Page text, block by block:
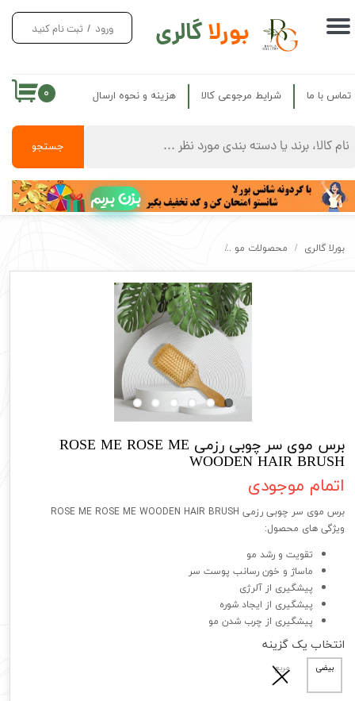
بورلاگالری
جستجو
ورود / ثبت نام کنید
حساب کاربری من
سفارشات
خروج از حساب کاربری
۰ تماس با ما شرایط مرجوعی کالا هزینه و نحوه ارسال
بزن بریم
بورلا گالری محصولات مو
برس موی سر چوبی رزمی ROSE ME ROSE ME
WOODEN HAIR BRUSH
اتمام موجودی
برس موی سر چوبی رزمی ROSE ME ROSE ME WOODEN HAIR BRUSH
ویژگی های محصول:
تقویت و رشد مو
ماساژ و خون رسانب پوست سر
پیشگیری از آلرژی
پیشگیری از ایجاد شوره
پیشگیری از چرب شدن مو
انتخاب یک گزینه
بیضی مربع